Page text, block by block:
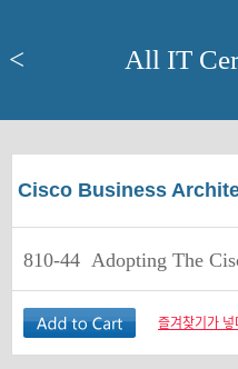
< All IT
Cisco Business
810-44 Adopting The
즐겨찾기가 넣